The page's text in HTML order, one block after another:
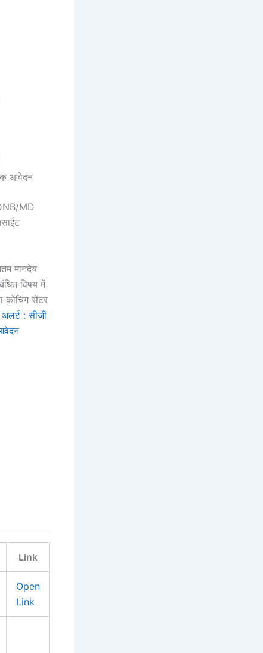
आवेदन
MD
मानदेय
विषय में
कोचिंग सेंटर
: सीजी
Link
Open
Link